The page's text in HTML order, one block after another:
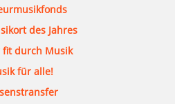
des Jahres
fit durch Musik
für alle!